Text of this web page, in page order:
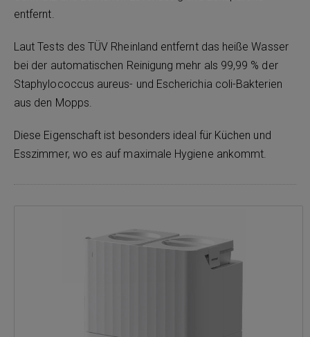
entfernt.
Laut Tests des TÜV Rheinland entfernt das heiße Wasser
bei der automatischen Reinigung mehr als 99,99 % der
Staphylococcus aureus- und Escherichia coli-Bakterien
aus den Mopps.
Diese Eigenschaft ist besonders ideal für Küchen und
Esszimmer, wo es auf maximale Hygiene ankommt.